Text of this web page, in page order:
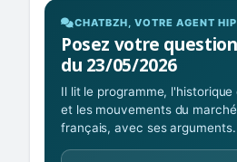
CHATBZH, VOTRE AGENT
Posez votre question
du 23/05/2026
Il lit le programme,
et les mouvements du
français, avec ses arguments.